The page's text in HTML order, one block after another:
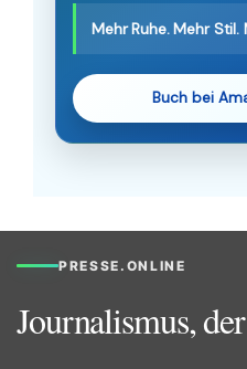
Mehr Ruhe. Mehr Stil.
Buch bei
PRESSE.ONLINE
Journalismus,